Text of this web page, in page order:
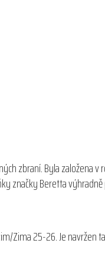
zbraní. Byla založena
značky Beretta
Zima 25-26. Je